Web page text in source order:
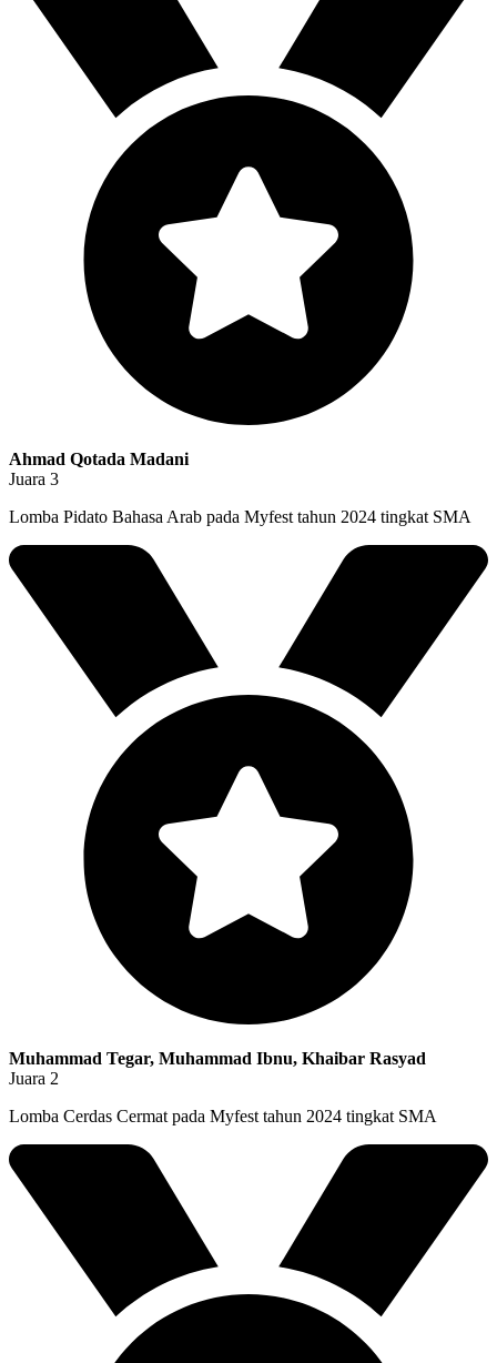
Ahmad Qotada Madani
Juara 3
Lomba Pidato Bahasa Arab pada Myfest tahun 2024 tingkat SMA
Muhammad Tegar, Muhammad Ibnu, Khaibar Rasyad
Juara 2
Lomba Cerdas Cermat pada Myfest tahun 2024 tingkat SMA